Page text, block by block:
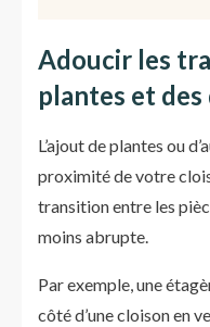
Adoucir les
plantes et
L’ajout de plantes ou
proximité de votre
transition entre les
moins abrupte.
Par exemple, une
côté d’une cloison en